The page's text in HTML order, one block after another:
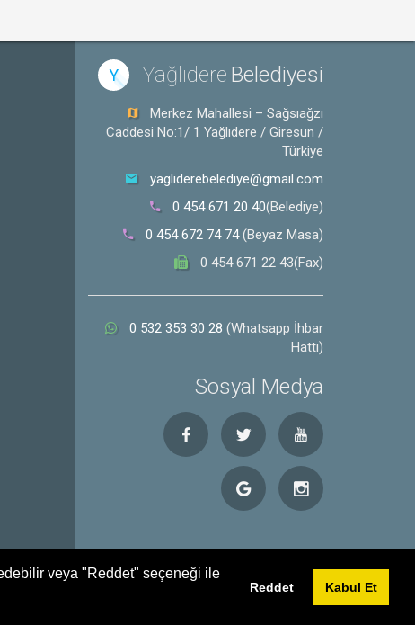
veya "Reddet" seçeneği ile
Reddet Kabul Et
Y Yağlıdere Belediyesi
Merkez Mahallesi – Sağsıağzı
Caddesi No:1/ 1 Yağlıdere / Giresun /
Türkiye
yagliderebelediye@gmail.com
0 454 671 20 40(Belediye)
0 454 672 74 74(Beyaz Masa)
0 454 671 22 43(Fax)
0 532 353 30 28 (Whatsapp İhbar
Hattı)
Sosyal Medya